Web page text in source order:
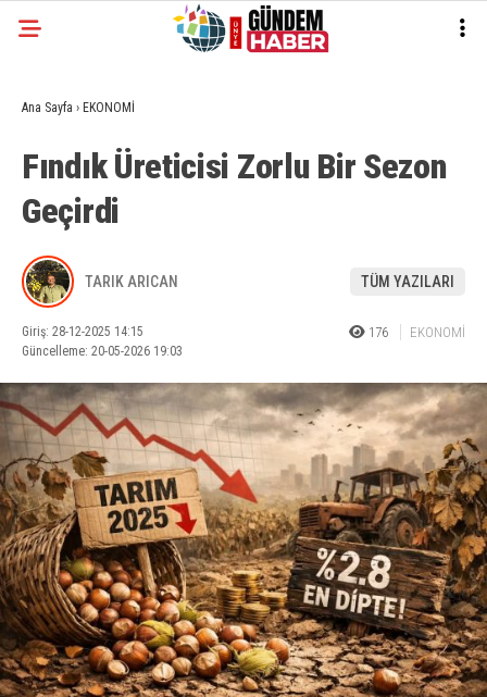
Ana Sayfa › EKONOMİ
Fındık Üreticisi Zorlu Bir Sezon
Geçirdi
TARIK ARICAN TÜM YAZILARI
Giriş: 28-12-2025 14:15
Güncelleme: 20-05-2026 19:03
176 EKONOMİ